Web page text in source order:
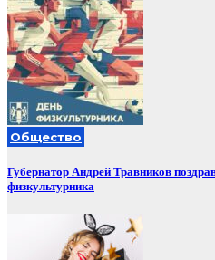
Общество
Губернатор Андрей Травников
физкультурника